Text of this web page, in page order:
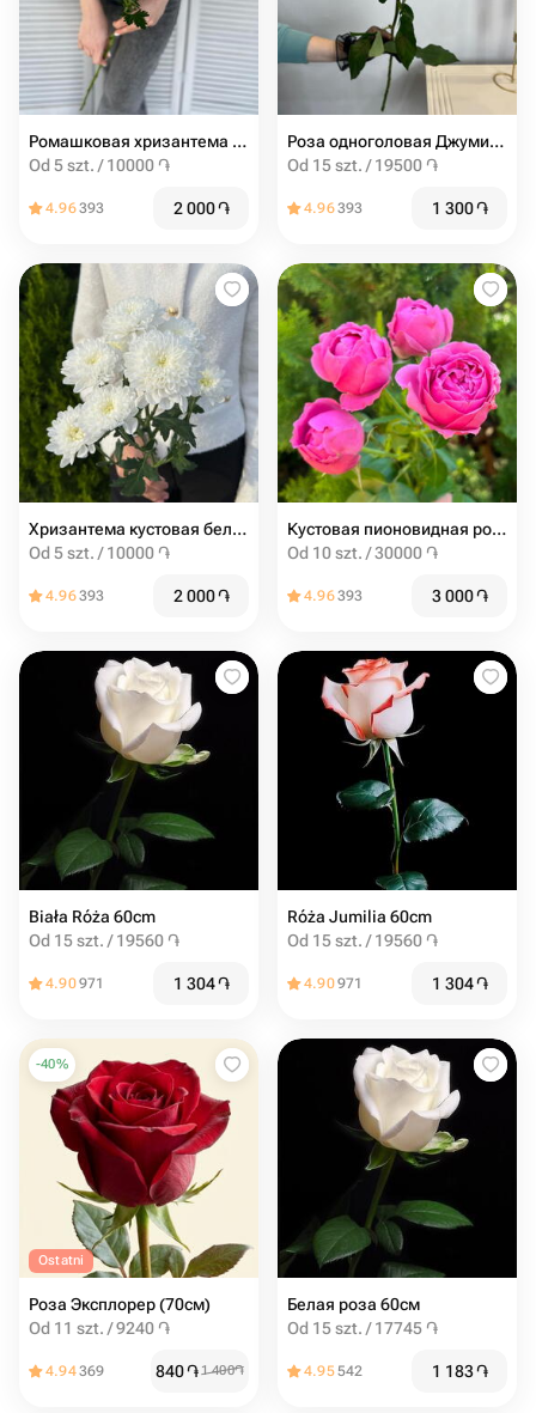
Ромашковая хризантема ( белая )
Od 5 szt. / 10000 ֏
4.96393 2 000֏
Роза одноголовая Джумилия
Od 15 szt. / 19500 ֏
4.96393 1 300֏
Хризантема кустовая белая
Od 5 szt. / 10000 ֏
4.96393 2 000֏
Кустовая пионовидная роза misty bubbles
Od 10 szt. / 30000 ֏
4.96393 3 000֏
Biała Róża 60cm
Od 15 szt. / 19560 ֏
4.90971 1 304֏
Róża Jumilia 60cm
Od 15 szt. / 19560 ֏
4.90971 1 304֏
-40%
Ostatni
Роза Эксплорер (70см)
Od 11 szt. / 9240 ֏
4.94369 840֏1 400֏
Белая роза 60см
Od 15 szt. / 17745 ֏
4.95542 1 183֏